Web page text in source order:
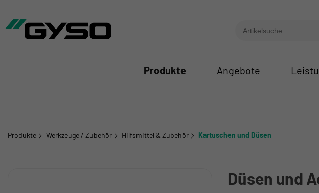
Produkte Angebote
Produkte Werkzeuge / Zubehör Hilfsmittel & Zubehör Kartuschen und Düsen
Düsen und